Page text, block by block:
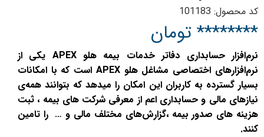
کد محصول: 101183
******** تومان
نرم‌افزار حسابداری دفاتر خدمات بیمه هلو APEX یکی از
نرم‌افزارهای اختصاصی مشاغل هلو APEX است که با امکانات
بسیار گسترده به کاربران این امکان را میدهد که بتوانند همه‌ی
نیازهای مالی و حسابداری اعم از معرفی شرکت های بیمه ، ثبت
هزینه های صدور بیمه ،گزارش‌های مختلف مالی و … را تامین
کنند.